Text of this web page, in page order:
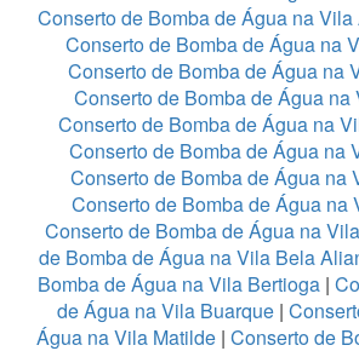
Conserto de Bomba de Água na
Conserto de Bomba de Água na
Conserto de Bomba de Água na
Conserto de Bomba de Água na
Conserto de Bomba de Água na
Conserto de Bomba de Água na
Conserto de Bomba de Água na
Conserto de Bomba de Água na
Conserto de Bomba de Água na
de Bomba de Água na Vila Bela
Bomba de Água na Vila Bertioga|
de Água na Vila Buarque|
Água na Vila Matilde | Conserto de